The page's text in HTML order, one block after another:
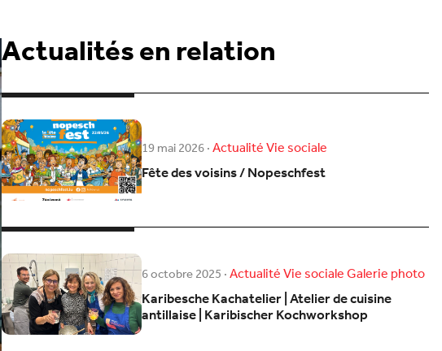
Actualités en relation
19 mai 2026·ActualitéVie sociale
Fête des voisins / Nopeschfest
6 octobre 2025·ActualitéVie socialeGalerie photo
Karibesche Kachatelier | Atelier de cuisine
antillaise | Karibischer Kochworkshop